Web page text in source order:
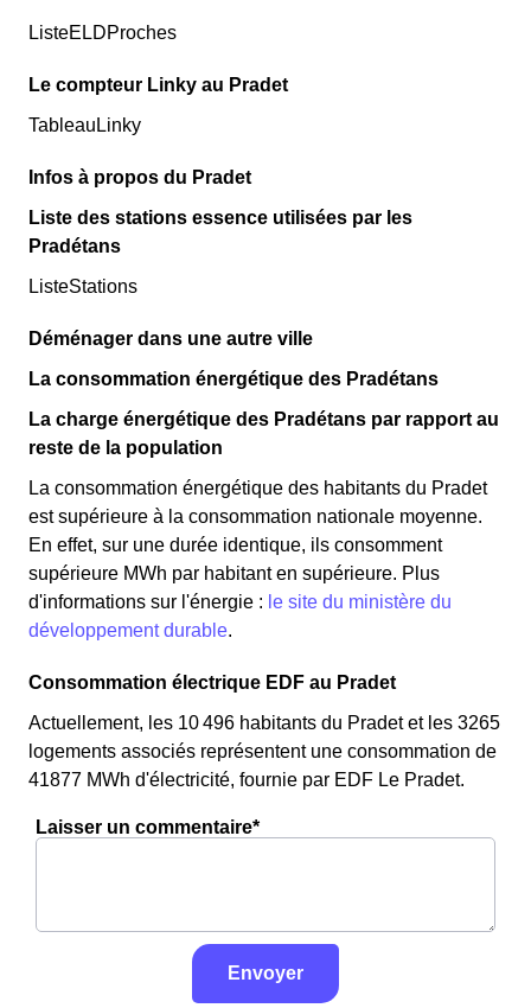
ListeELDProches
Le compteur Linky au Pradet
TableauLinky
Infos à propos du Pradet
Liste des stations essence utilisées par les
Pradétans
ListeStations
Déménager dans une autre ville
La consommation énergétique des Pradétans
La charge énergétique des Pradétans par rapport au
reste de la population
La consommation énergétique des habitants du Pradet
est supérieure à la consommation nationale moyenne.
En effet, sur une durée identique, ils consomment
supérieure MWh par habitant en supérieure. Plus
d'informations sur l'énergie : le site du ministère du
développement durable.
Consommation électrique EDF au Pradet
Actuellement, les 10 496 habitants du Pradet et les 3265
logements associés représentent une consommation de
41877 MWh d'électricité, fournie par EDF Le Pradet.
Laisser un commentaire*
Envoyer